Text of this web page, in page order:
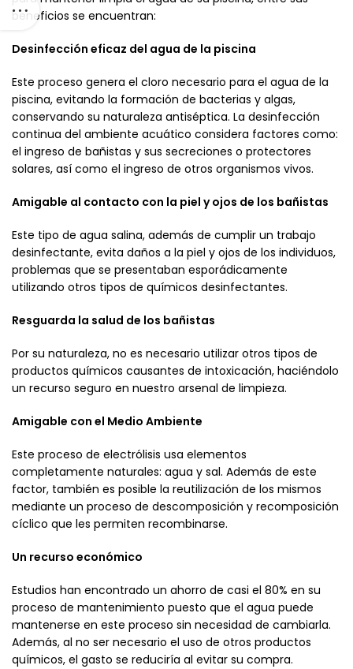
beneficios se encuentran:
Desinfección eficaz del agua de la piscina
Este proceso genera el cloro necesario para el agua de la
piscina, evitando la formación de bacterias y algas,
conservando su naturaleza antiséptica. La desinfección
continua del ambiente acuático considera factores como:
el ingreso de bañistas y sus secreciones o protectores
solares, así como el ingreso de otros organismos vivos.
Amigable al contacto con la piel y ojos de los bañistas
Este tipo de agua salina, además de cumplir un trabajo
desinfectante, evita daños a la piel y ojos de los individuos,
problemas que se presentaban esporádicamente
utilizando otros tipos de químicos desinfectantes.
Resguarda la salud de los bañistas
Por su naturaleza, no es necesario utilizar otros tipos de
productos químicos causantes de intoxicación, haciéndolo
un recurso seguro en nuestro arsenal de limpieza.
Amigable con el Medio Ambiente
Este proceso de electrólisis usa elementos
completamente naturales: agua y sal. Además de este
factor, también es posible la reutilización de los mismos
mediante un proceso de descomposición y recomposición
cíclico que les permiten recombinarse.
Un recurso económico
Estudios han encontrado un ahorro de casi el 80% en su
proceso de mantenimiento puesto que el agua puede
mantenerse en este proceso sin necesidad de cambiarla.
Además, al no ser necesario el uso de otros productos
químicos, el gasto se reduciría al evitar su compra.